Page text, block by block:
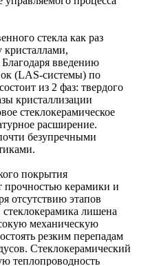
стекла как раз
кристаллами,
введению
(LAS-системы) по
из 2 фаз: твердого
кристаллизации
стеклокерамическое
расширение.
безупречными
покрытия
прочностью керамики и
отсутствию этапов
лишена
механическую
резким перепадам
Стеклокерамический
теплопроводность